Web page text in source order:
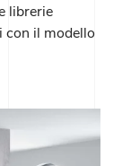
librerie
con il modello